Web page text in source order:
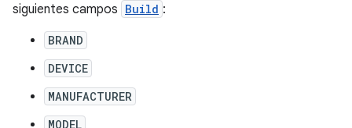
siguientes campos Build :
BRAND
DEVICE
MANUFACTURER
MODEL